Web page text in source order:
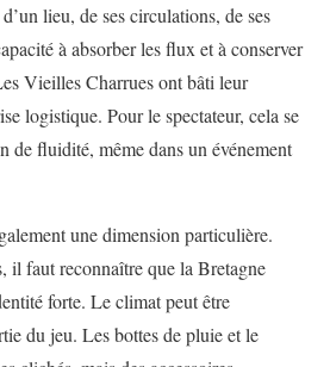
lieu, de ses circulations, de ses
à absorber les flux et à conserver
Vieilles Charrues ont bâti leur
logistique. Pour le spectateur, cela se
de fluidité, même dans un événement
une dimension particulière.
il faut reconnaître que la Bretagne
forte. Le climat peut être
du jeu. Les bottes de pluie et le